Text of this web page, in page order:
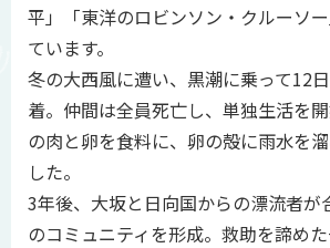
平」「東洋のロビンソン・クルーソ
ています。
冬の大西風に遭い、黒潮に乗って12
着。仲間は全員死亡し、単独生活を
の肉と卵を食料に、卵の殻に雨水を
した。
3年後、大坂と日向国からの漂流者が
のコミュニティを形成。救助を諦め